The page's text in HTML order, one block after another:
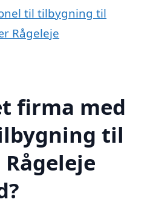
til tilbygning til
Rågeleje
firma med
til